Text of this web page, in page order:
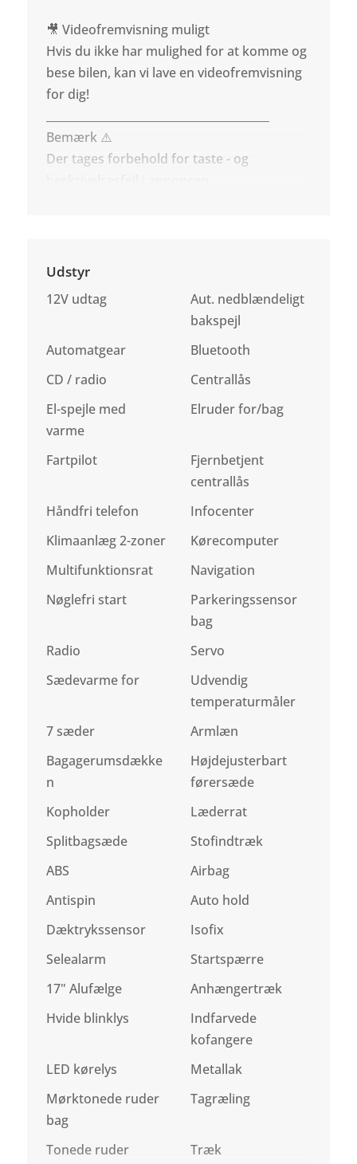
🎥 Videofremvisning muligt
Hvis du ikke har mulighed for at komme og
bese bilen, kan vi lave en videofremvisning
for dig!
Bemærk ⚠️
Der tages forbehold for taste - og
Udstyr
12V udtag
Aut. nedblændeligt
bakspejl
Automatgear
Bluetooth
CD / radio
Centrallås
El-spejle med
varme
Elruder for/bag
Fartpilot
Fjernbetjent
centrallås
Håndfri telefon
Infocenter
Klimaanlæg 2-zoner
Kørecomputer
Multifunktionsrat
Navigation
Nøglefri start
Parkeringssensor
bag
Radio
Servo
Sædevarme for
Udvendig
temperaturmåler
7 sæder
Armlæn
Bagagerumsdække
n
Højdejusterbart
førersæde
Kopholder
Læderrat
Splitbagsæde
Stofindtræk
ABS
Airbag
Antispin
Auto hold
Dæktrykssensor
Isofix
Selealarm
Startspærre
17" Alufælge
Anhængertræk
Hvide blinklys
Indfarvede
kofangere
LED kørelys
Metallak
Mørktonede ruder
bag
Tagræling
Tonede ruder
Træk